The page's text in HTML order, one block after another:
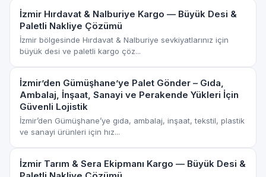
İzmir Hırdavat & Nalburiye Kargo — Büyük Desi &
Paletli Nakliye Çözümü
İzmir bölgesinde Hırdavat & Nalburiye sevkiyatlarınız için
büyük desi ve paletli kargo çöz...
İzmir’den Gümüşhane’ye Palet Gönder – Gıda,
Ambalaj, İnşaat, Sanayi ve Perakende Yükleri İçin
Güvenli Lojistik
İzmir’den Gümüşhane’ye gıda, ambalaj, inşaat, tekstil, plastik
ve sanayi ürünleri için hız...
İzmir Tarım & Sera Ekipmanı Kargo — Büyük Desi &